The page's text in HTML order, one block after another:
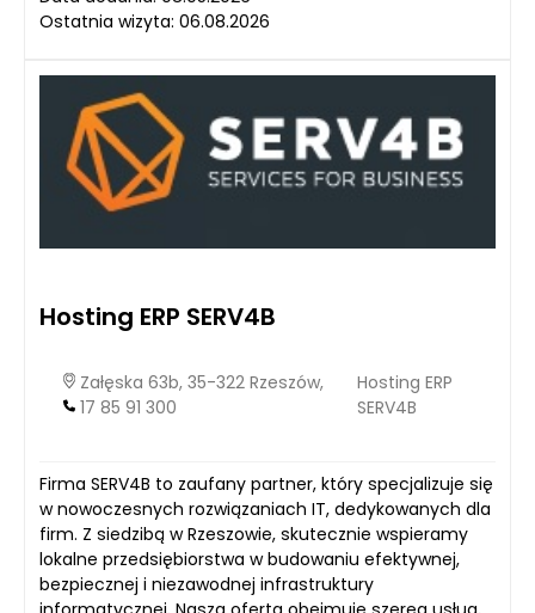
Ostatnia wizyta: 06.08.2026
Hosting ERP SERV4B
Załęska 63b, 35-322 Rzeszów,
17 85 91 300
Hosting ERP
SERV4B
Firma SERV4B to zaufany partner, który specjalizuje się
w nowoczesnych rozwiązaniach IT, dedykowanych dla
firm. Z siedzibą w Rzeszowie, skutecznie wspieramy
lokalne przedsiębiorstwa w budowaniu efektywnej,
bezpiecznej i niezawodnej infrastruktury